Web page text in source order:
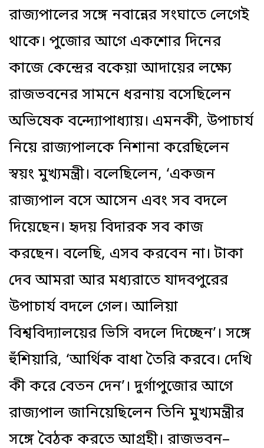
রাজ্যপালের সঙ্গে নবান্নের সংঘাতে লেগেই
থাকে। পুজোর আগে একশোর দিনের
কাজে কেন্দ্রের বকেয়া আদায়ের লক্ষ্যে
রাজভবনের সামনে ধরনায় বসেছিলেন
অভিষেক বন্দ্যোপাধ্যায়। এমনকী, উপাচার্য
নিয়ে রাজ্যপালকে নিশানা করেছিলেন
স্বয়ং মুখ্যমন্ত্রী। বলেছিলেন, ‘একজন
রাজ্যপাল বসে আসেন এবং সব বদলে
দিয়েছেন। হৃদয় বিদারক সব কাজ
করছেন। বলেছি, এসব করবেন না। টাকা
দেব আমরা আর মধ্যরাতে যাদবপুরের
উপাচার্য বদলে গেল। আলিয়া
বিশ্ববিদ্যালয়ের ভিসি বদলে দিচ্ছেন’। সঙ্গে
হুঁশিয়ারি, ‘আর্থিক বাধা তৈরি করবে। দেখি
কী করে বেতন দেন’। দুর্গাপুজোর আগে
রাজ্যপাল জানিয়েছিলেন তিনি মুখ্যমন্ত্রীর
সঙ্গে বৈঠক করতে আগ্রহী। রাজভবন–